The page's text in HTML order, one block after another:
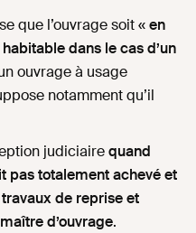
que l’ouvrage soit «en
habitable dans le cas d’un
ouvrage à usage
notamment qu’il
judiciairequand
pas totalement achevé et
de reprise et
d’ouvrage.